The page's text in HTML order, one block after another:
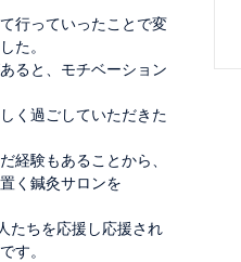
行っていったことで変
た。
ると、モチベーション
く過ごしていただきた
経験もあることから、
く鍼灸サロンを
たちを応援し応援され
す。